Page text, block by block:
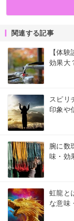
関連する記事
【体
効果大
スピリ
印象や
腕に数
味・効
虹龍と
な意味